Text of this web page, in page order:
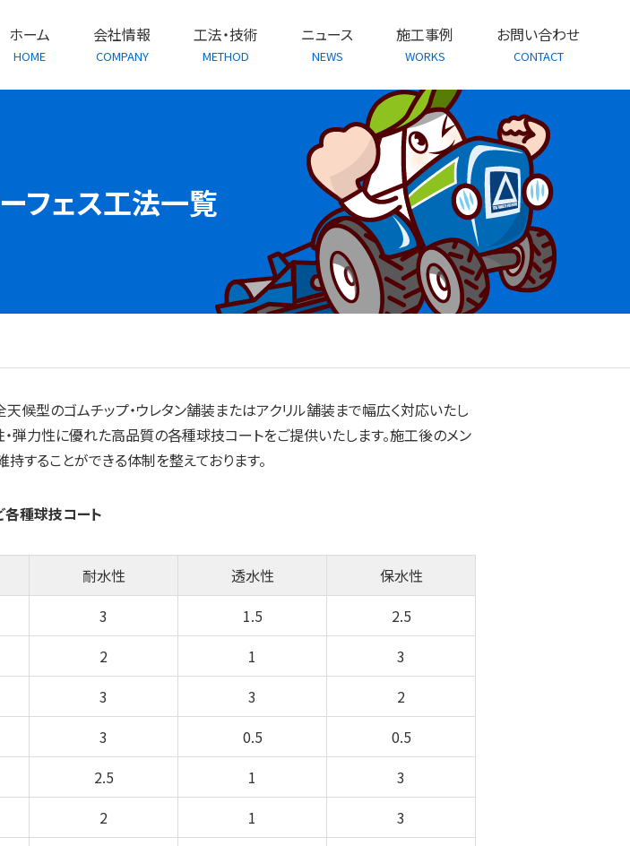
ホーム
HOME
会社情報
COMPANY
工法・技術
METHOD
ニュース
NEWS
施工事例
WORKS
お問い合わせ
CONTACT
フェス工法一覧
候型のゴムチップ・ウレタン舗装またはアクリル舗装まで幅広く対応いたし
弾力性に優れた高品質の各種球技コートをご提供いたします。施工後のメン
することができる体制を整えております。
各種球技コート
耐水性 透水性
保水性
3 1.5
2.5
2 1
3
3 3
2
3 0.5
0.5
2.5 1
3
2 1
3